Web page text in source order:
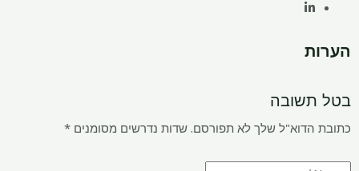
הערות
בטל תשובה
כתובת הדוא"ל שלך לא תפורסם. שדות נדרשים מסומנים *